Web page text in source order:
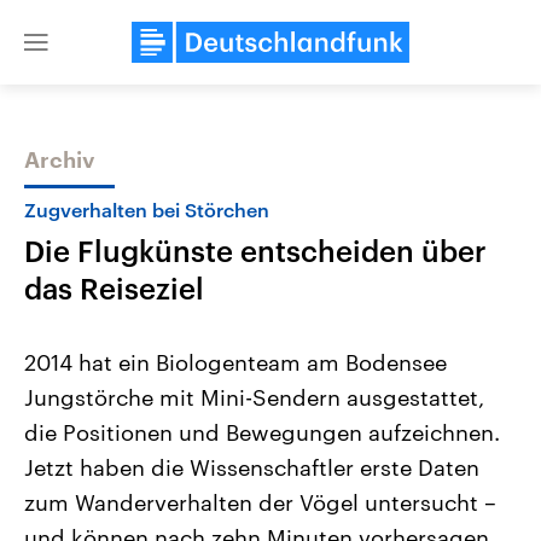
Close
Themen
Landtagswahl Sachsen-Anhalt
2026
Alle Informationen
Sachsen-Anhalt wählt am 6.
September 2026 einen neuen
Landtag. Seit 2021 wird das
Bundesland von einer Koalition aus
Aktuelle Beiträge,
Hintergründe
Wirtschaftlich und
gehören die Vereinigten
den mächtigsten Ländern
mit großem Einfluss auf
Archiv
Zugverhalten bei Störchen
Die Flugkünste entscheiden über
das Reiseziel
2014 hat ein Biologenteam am Bodensee
Jungstörche mit Mini-Sendern ausgestattet,
die Positionen und Bewegungen aufzeichnen.
Jetzt haben die Wissenschaftler erste Daten
zum Wanderverhalten der Vögel untersucht –